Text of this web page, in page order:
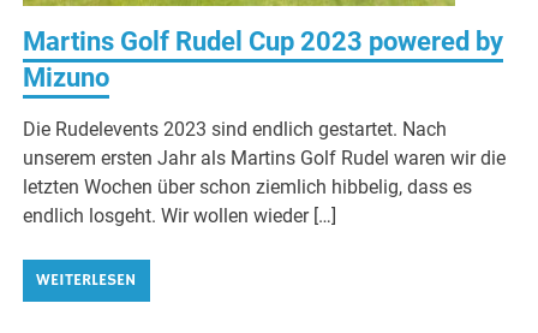
Martins Golf Rudel Cup 2023 powered by
Mizuno
Die Rudelevents 2023 sind endlich gestartet. Nach
unserem ersten Jahr als Martins Golf Rudel waren wir die
letzten Wochen über schon ziemlich hibbelig, dass es
endlich losgeht. Wir wollen wieder […]
WEITERLESEN